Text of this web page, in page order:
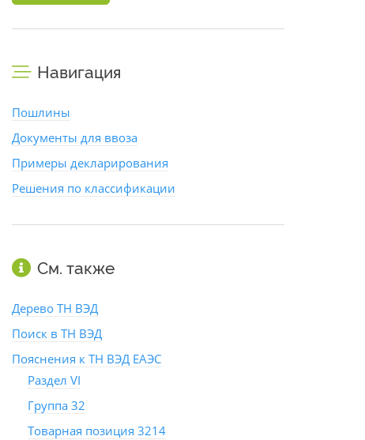
Навигация
Пошлины
Документы для ввоза
Примеры декларирования
Решения по классификации
См. также
Дерево ТН ВЭД
Поиск в ТН ВЭД
Пояснения к ТН ВЭД ЕАЭС
Раздел VI
Группа 32
Товарная позиция 3214